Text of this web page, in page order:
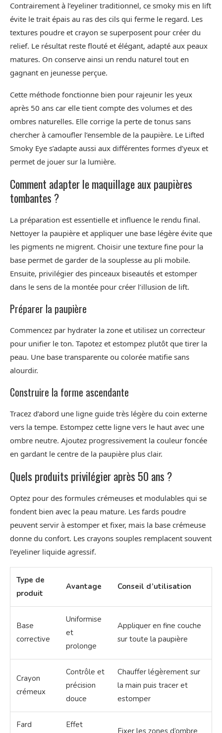
Contrairement à l’eyeliner traditionnel, ce smoky mis en lift
évite le trait épais au ras des cils qui ferme le regard. Les
textures poudre et crayon se superposent pour créer du
relief. Le résultat reste flouté et élégant, adapté aux peaux
matures. On conserve ainsi un rendu naturel tout en
gagnant en jeunesse perçue.
Cette méthode fonctionne bien pour rajeunir les yeux
après 50 ans car elle tient compte des volumes et des
ombres naturelles. Elle corrige la perte de tonus sans
chercher à camoufler l’ensemble de la paupière. Le Lifted
Smoky Eye s’adapte aussi aux différentes formes d’yeux et
permet de jouer sur la lumière.
Comment adapter le maquillage aux paupières
tombantes ?
La préparation est essentielle et influence le rendu final.
Nettoyer la paupière et appliquer une base légère évite que
les pigments ne migrent. Choisir une texture fine pour la
base permet de garder de la souplesse au pli mobile.
Ensuite, privilégier des pinceaux biseautés et estomper
dans le sens de la montée pour créer l’illusion de lift.
Préparer la paupière
Commencez par hydrater la zone et utilisez un correcteur
pour unifier le ton. Tapotez et estompez plutôt que tirer la
peau. Une base transparente ou colorée matifie sans
alourdir.
Construire la forme ascendante
Tracez d’abord une ligne guide très légère du coin externe
vers la tempe. Estompez cette ligne vers le haut avec une
ombre neutre. Ajoutez progressivement la couleur foncée
en gardant le centre de la paupière plus clair.
Quels produits privilégier après 50 ans ?
Optez pour des formules crémeuses et modulables qui se
fondent bien avec la peau mature. Les fards poudre
peuvent servir à estomper et fixer, mais la base crémeuse
donne du confort. Les crayons souples remplacent souvent
l’eyeliner liquide agressif.
Type de
produit
Avantage Conseil d’utilisation
Base
corrective
Uniformise
et
prolonge
Appliquer en fine couche
sur toute la paupière
Crayon
crémeux
Contrôle et
précision
douce
Chauffer légèrement sur
la main puis tracer et
estomper
Fard Effet